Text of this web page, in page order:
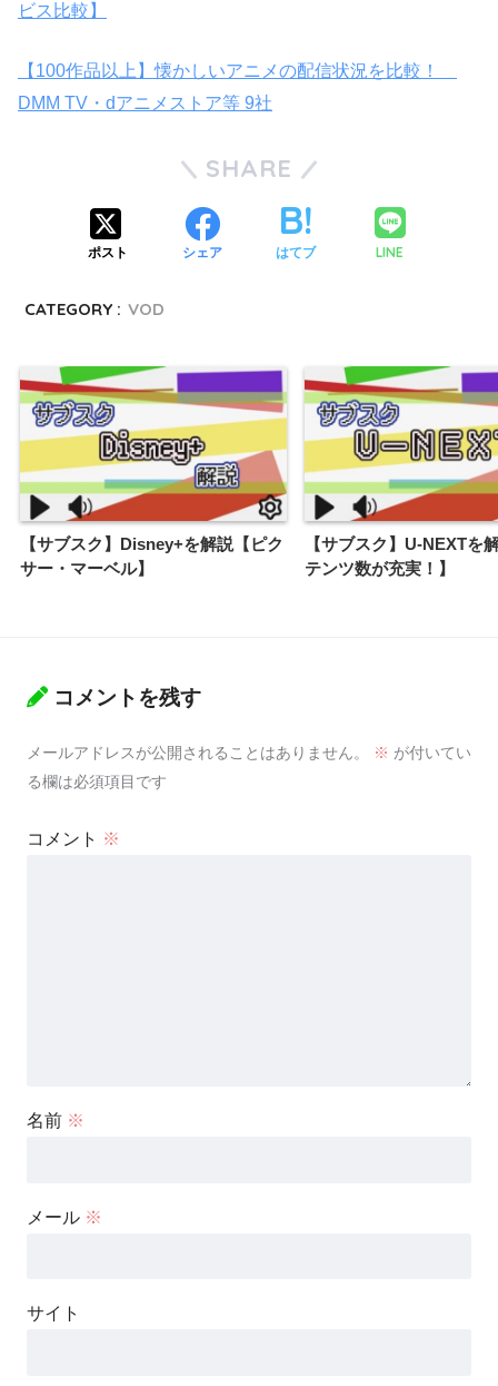
ビス比較】
【100作品以上】懐かしいアニメの配信状況を比較！
DMM TV・dアニメストア等 9社
SHARE
ポスト シェア はてブ LINE
CATEGORY : VOD
【サブスク】Disney+を解説【ピク
サー・マーベル】
【サブスク】U-NEXTを
テンツ数が充実！】
コメントを残す
メールアドレスが公開されることはありません。 ※ が付いてい
る欄は必須項目です
コメント ※
名前 ※
メール ※
サイト